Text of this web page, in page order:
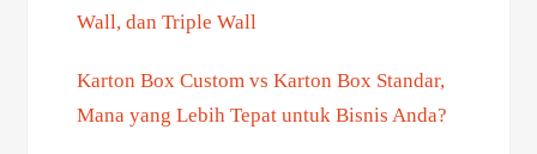
Wall, dan Triple Wall
Karton Box Custom vs Karton Box Standar,
Mana yang Lebih Tepat untuk Bisnis Anda?